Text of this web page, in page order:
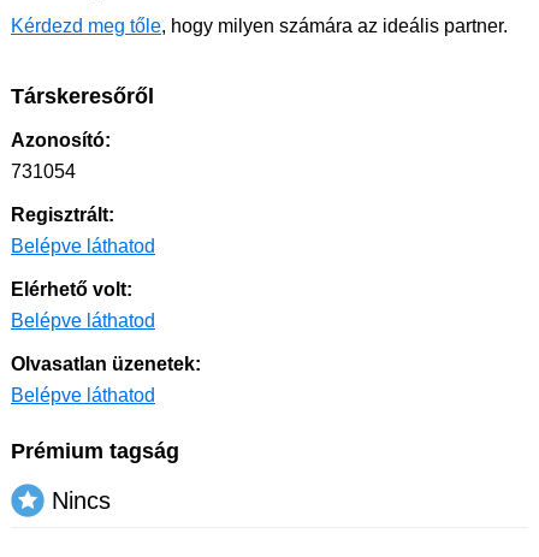
Kérdezd meg tőle, hogy milyen számára az ideális partner.
Társkeresőről
Azonosító:
731054
Regisztrált:
Belépve láthatod
Elérhető volt:
Belépve láthatod
Olvasatlan üzenetek:
Belépve láthatod
Prémium tagság
Nincs